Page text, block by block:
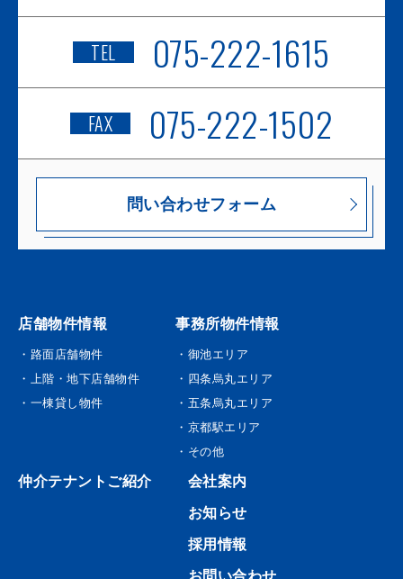
TEL 075-222-1615
FAX 075-222-1502
問い合わせフォーム
店舗物件情報
・路面店舗物件
・上階・地下店舗物件
・一棟貸し物件
事務所物件情報
・御池エリア
・四条烏丸エリア
・五条烏丸エリア
・京都駅エリア
・その他
仲介テナントご紹介
会社案内
お知らせ
採用情報
お問い合わせ